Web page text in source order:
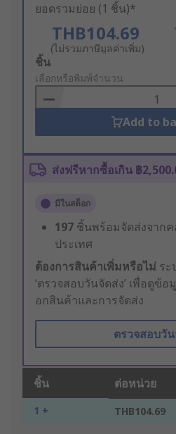
ยอดรวมย่อย (1 ชิ้น)*
THB104.69
(ไม่รวมภาษีมูลค่าเพิ่ม)
Add
to
Basket
ชิ้น
เลือกหรือพิมพ์จำนวน
Add to
ส่งฟรีหากซื้อเกิน ฿
มีในสต็อก
197 ชิ้นพร้อมจัดส่งจาก
ประเทศ
ต้องการสินค้าเพิ่มหรือไม่ ร
‘ตรวจสอบวันจัดส่ง’ เพื่อดูข้อ
อกสินค้าและการจัดส่ง
ตรวจสอบวั
ชิ้น ต่อหน่วย
1 + THB104.69